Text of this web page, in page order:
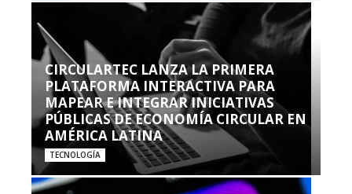
CIRCULARTEC LANZA LA PRIMERA
PLATAFORMA INTERACTIVA PARA
MAPEAR E INTEGRAR INICIATIVAS
PÚBLICAS DE ECONOMÍA CIRCULAR EN
AMÉRICA LATINA
TECNOLOGÍA